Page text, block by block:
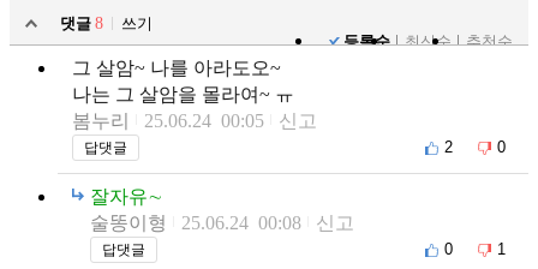
댓글 8
쓰기
등록순
최신순 추천순
그 살암~ 나를 아라도오~
나는 그 살암을 몰라여~ ㅠ
봄누리
25.06.24 00:05 신고
답댓글 2 0
잘자유∼
술똥이형
25.06.24 00:08 신고
답댓글 0 1